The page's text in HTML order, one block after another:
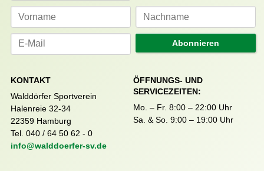
Abonnieren
KONTAKT
Walddörfer Sportverein
Halenreie 32-34
22359 Hamburg
Tel. 040 / 64 50 62 - 0
info@walddoerfer-sv.de
ÖFFNUNGS- UND
SERVICEZEITEN:
Mo. – Fr. 8:00 – 22:00 Uhr
Sa. & So. 9:00 – 19:00 Uhr